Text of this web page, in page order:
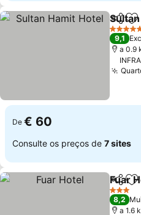
5
9,1
a 0.9
De € 60
Consulte os preços de 7 sites
Fuar
3 Estrelas
8,2
a 1.6